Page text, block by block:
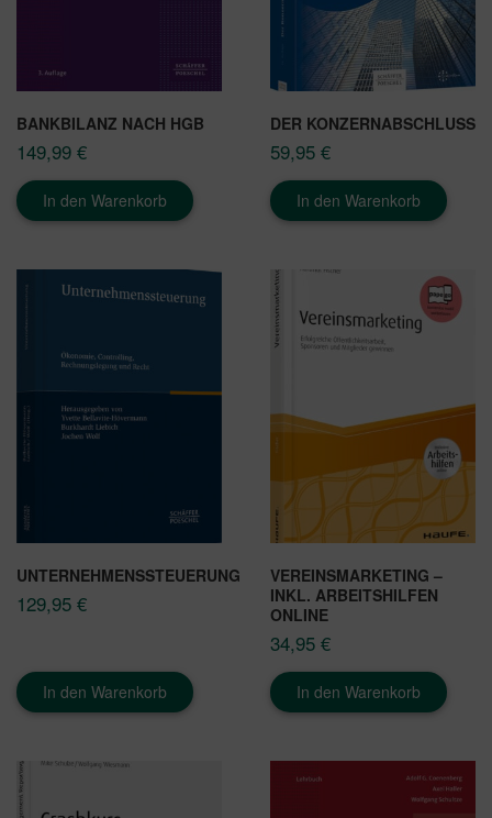
BANKBILANZ NACH HGB
149,99 €
In den Warenkorb
DER KONZERNABSCHLUSS
59,95 €
In den Warenkorb
UNTERNEHMENSSTEUERUNG
129,95 €
In den Warenkorb
VEREINSMARKETING –
INKL. ARBEITSHILFEN
ONLINE
34,95 €
In den Warenkorb